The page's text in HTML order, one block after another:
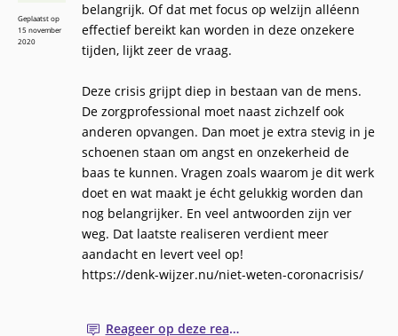
belangrijk. Of dat met focus op welzijn alléenn
effectief bereikt kan worden in deze onzekere
tijden, lijkt zeer de vraag.
Deze crisis grijpt diep in bestaan van de mens.
De zorgprofessional moet naast zichzelf ook
anderen opvangen. Dan moet je extra stevig in je
schoenen staan om angst en onzekerheid de
baas te kunnen. Vragen zoals waarom je dit werk
doet en wat maakt je écht gelukkig worden dan
nog belangrijker. En veel antwoorden zijn ver
weg. Dat laatste realiseren verdient meer
aandacht en levert veel op!
https://denk-wijzer.nu/niet-weten-coronacrisis/
Reageer op deze reactie
Geplaatst op
15 november
2020